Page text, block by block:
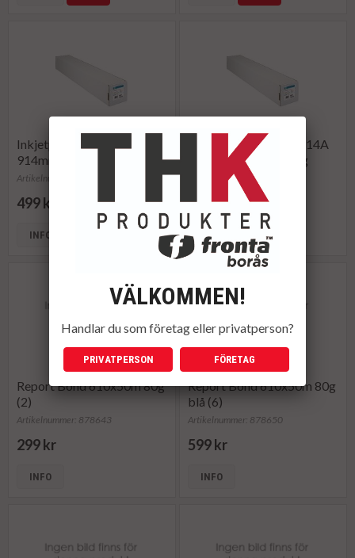
Inkjetpapper HP Q1413A
914mmx30,5m 120g
Artikelnummer: 116628
499 kr
INFO
Inkjetpapper HP Q1414A
1067mmx30,5m 120g
Artikelnummer: 116621
699 kr
INFO KÖP
Report Bond 610x50m 80g
(2)
Artikelnummer: 878643
299 kr
INFO
Report Bond 610x50m 80g
blå (6)
Artikelnummer: 878650
599 kr
INFO
VÄLKOMMEN!
Handlar du som företag eller privatperson?
PRIVATPERSON FÖRETAG